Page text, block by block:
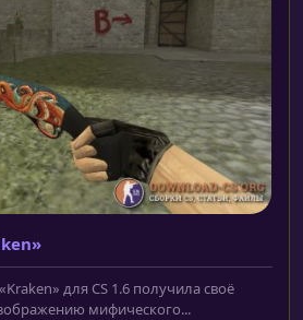
для CS 1.6 получила своё
мифического...